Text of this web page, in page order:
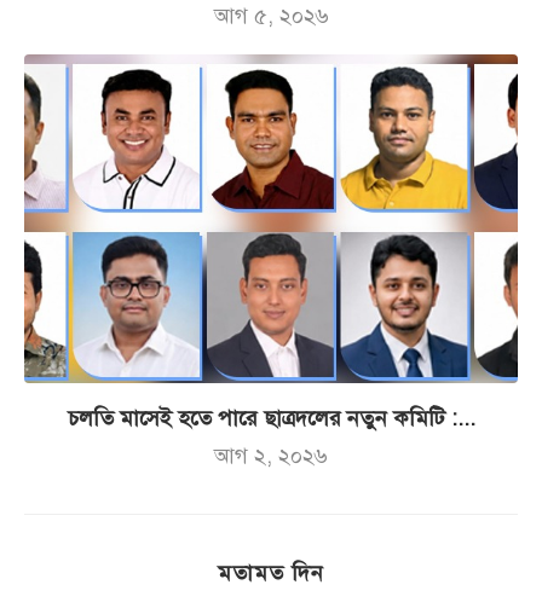
আগ ৫, ২০২৬
চলতি মাসেই হতে পারে ছাত্রদলের নতুন কমিটি :...
আগ ২, ২০২৬
মতামত দিন